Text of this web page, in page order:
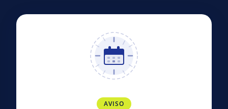
AVISO